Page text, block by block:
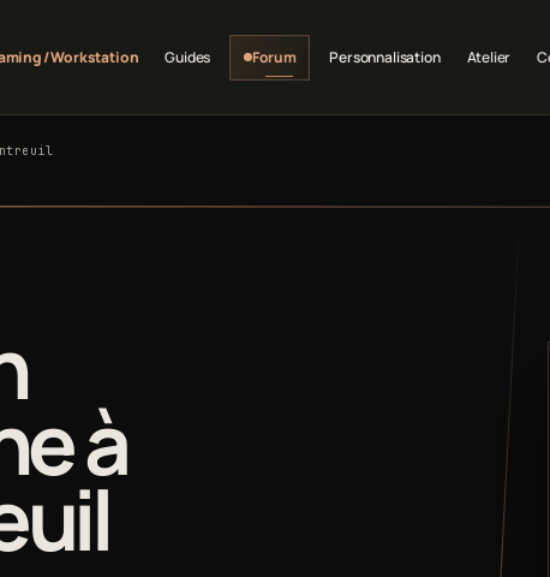
/ Workstation Guides Forum Personnalisation Atelier
à